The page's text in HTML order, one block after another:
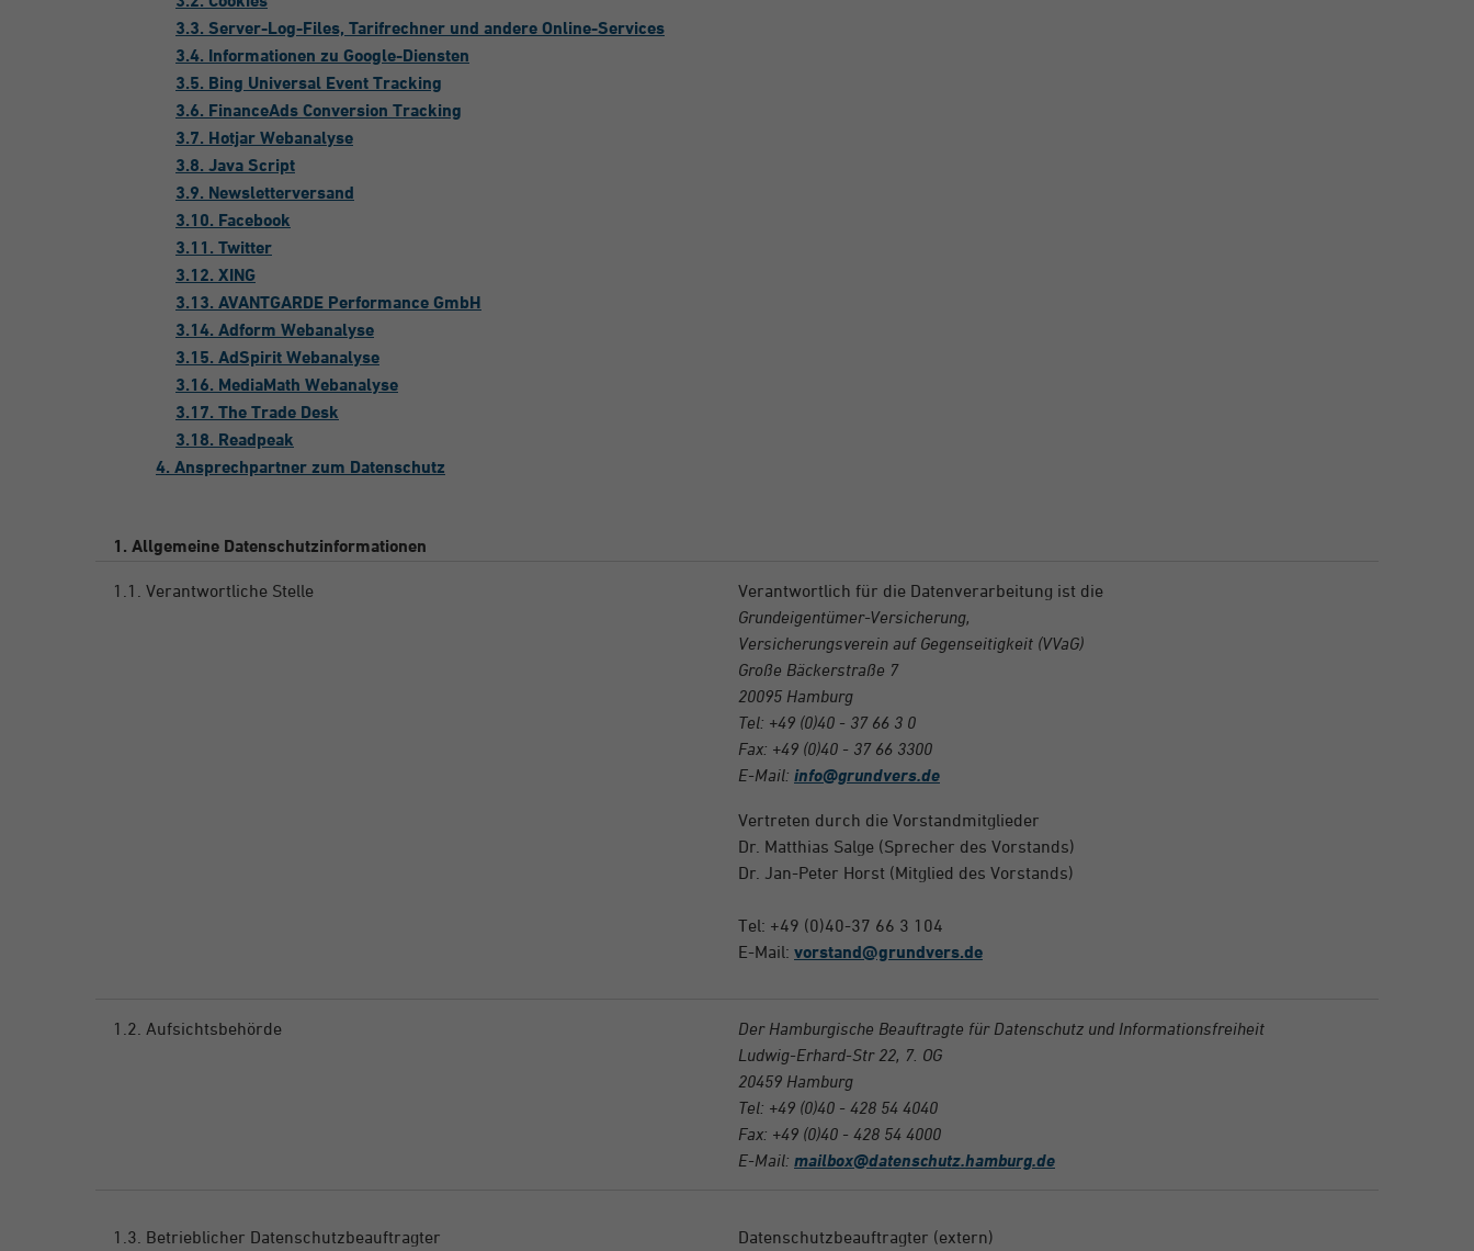
3.3. Server-Log-Files, Tarifrechner und andere Online-Services
3.4. Informationen zu Google-Diensten
3.5. Bing Universal Event Tracking
3.6. FinanceAds Conversion Tracking
3.7. Hotjar Webanalyse
3.8. Java Script
3.9. Newsletterversand
3.10. Facebook
3.11. Twitter
3.12. XING
3.13. AVANTGARDE Performance GmbH
3.14. Adform Webanalyse
3.15. AdSpirit Webanalyse
3.16. MediaMath Webanalyse
3.17. The Trade Desk
3.18. Readpeak
4. Ansprechpartner zum Datenschutz
1. Allgemeine Datenschutzinformationen
1.1. Verantwortliche Stelle
Verantwortlich für die Datenverarbeitung ist die
Grundeigentümer-Versicherung,
Versicherungsverein auf Gegenseitigkeit (VVaG)
Große Bäckerstraße 7
20095 Hamburg
Tel: +49 (0)40 - 37 66 3 0
Fax: +49 (0)40 - 37 66 3300
E-Mail: info@grundvers.de
Vertreten durch die Vorstandmitglieder
Dr. Matthias Salge (Sprecher des Vorstands)
Dr. Jan-Peter Horst (Mitglied des Vorstands)
Tel: +49 (0)40-37 66 3 104
E-Mail: vorstand@grundvers.de
1.2. Aufsichtsbehörde
Der Hamburgische Beauftragte für Datenschutz und Informationsfreiheit
Ludwig-Erhard-Str 22, 7. OG
20459 Hamburg
Tel: +49 (0)40 - 428 54 4040
Fax: +49 (0)40 - 428 54 4000
E-Mail: mailbox@datenschutz.hamburg.de
1.3. Betrieblicher Datenschutzbeauftragter
Datenschutzbeauftragter (extern)